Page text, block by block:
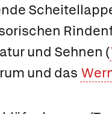
und Sehnen (
und das